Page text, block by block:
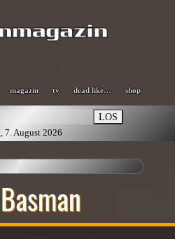
magazin tv dead like… shop
LOS
7. August 2026